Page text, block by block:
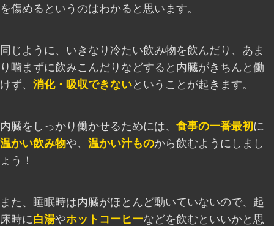
を傷めるというのはわかると思います。
同じように、いきなり冷たい飲み物を飲んだり、あま
り噛まずに飲みこんだりなどすると内臓がきちんと働
けず、 消化・吸収できないということが起きます。
内臓をしっかり働かせるためには、 食事の一番最初に
温かい飲み物や、 温かい汁ものから飲むようにしまし
ょう！
また、睡眠時は内臓がほとんど動いていないので、起
床時に白湯やホットコーヒーなどを飲むといいかと思